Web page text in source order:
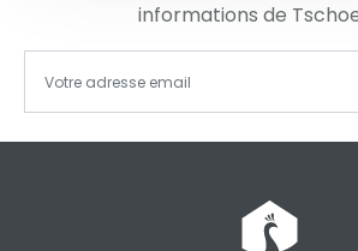
informations de